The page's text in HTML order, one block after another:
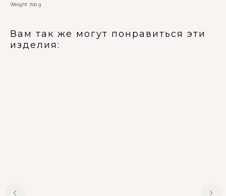
Weight: 700 g
Вам так же могут понравиться эти
изделия: